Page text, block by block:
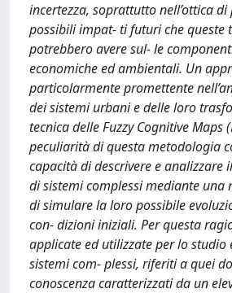
incertezza, soprattutto nell’ottica di
possibili impat- ti futuri che queste
potrebbero avere sul- le
economiche ed ambientali. Un
particolarmente promettente
dei sistemi urbani e delle loro
tecnica delle Fuzzy Cognitive Maps
peculiarità di questa metodologia
capacità di descrivere e analizzare
di sistemi complessi mediante una
di simulare la loro possibile
con- dizioni iniziali. Per questa
applicate ed utilizzate per lo studio
sistemi com- plessi, riferiti a quei
conoscenza caratterizzati da un